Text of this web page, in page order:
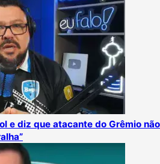
e diz que atacante do Grêmio não